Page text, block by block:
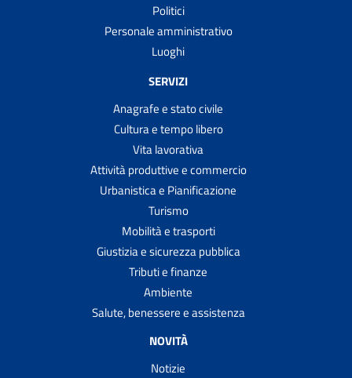
Politici
Personale amministrativo
Luoghi
SERVIZI
Anagrafe e stato civile
Cultura e tempo libero
Vita lavorativa
Attività produttive e commercio
Urbanistica e Pianificazione
Turismo
Mobilità e trasporti
Giustizia e sicurezza pubblica
Tributi e finanze
Ambiente
Salute, benessere e assistenza
NOVITÀ
Notizie